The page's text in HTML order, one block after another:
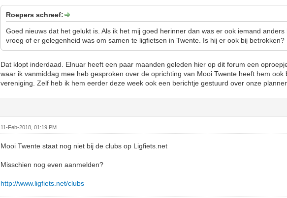
Roepers schreef:
Goed nieuws dat het gelukt is. Als ik het mij goed herinner dan was er ook iemand
vroeg of er gelegenheid was om samen te ligfietsen in Twente. Is hij er ook bij betrokken?
Dat klopt inderdaad. Elnuar heeft een paar maanden geleden hier op dit forum een
waar ik vanmiddag mee heb gesproken over de oprichting van Mooi Twente heeft hem ook
vereniging. Zelf heb ik hem eerder deze week ook een berichtje gestuurd over onze
11-Feb-2018, 01:19 PM
Mooi Twente staat nog niet bij de clubs op Ligfiets.net
Misschien nog even aanmelden?
http://www.ligfiets.net/clubs